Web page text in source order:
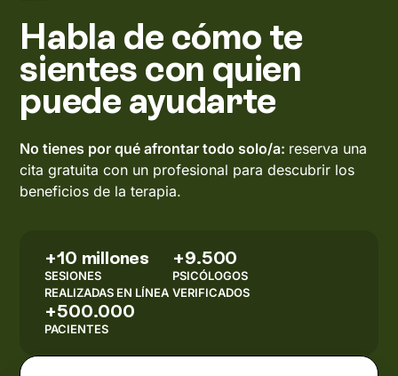
Habla de cómo te
sientes con quien
puede ayudarte
No tienes por qué afrontar todo solo/a: reserva una
cita gratuita con un profesional para descubrir los
beneficios de la terapia.
+10 millones
SESIONES
REALIZADAS EN LÍNEA
+9.500
PSICÓLOGOS
VERIFICADOS
+500.000
PACIENTES